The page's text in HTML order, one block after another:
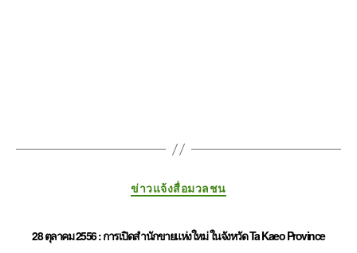
ข่าวแจ้งสื่อมวลชน
28 ตุลาคม 2556 : การเปิดสำนักขายแห่งใหม่ ในจังหวัด Ta Kaeo Province